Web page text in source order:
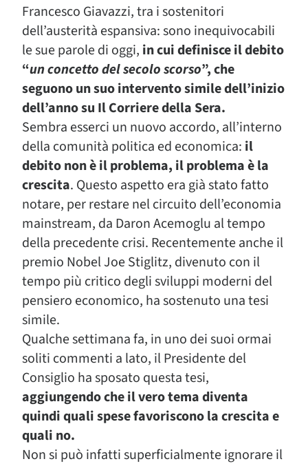
Francesco Giavazzi, tra i sostenitori
dell’austerità espansiva: sono inequivocabili
le sue parole di oggi, in cui definisce il debito
“un concetto del secolo scorso”, che
seguono un suo intervento simile dell’inizio
dell’anno su Il Corriere della Sera.
Sembra esserci un nuovo accordo, all’interno
della comunità politica ed economica: il
debito non è il problema, il problema è la
crescita. Questo aspetto era già stato fatto
notare, per restare nel circuito dell’economia
mainstream, da Daron Acemoglu al tempo
della precedente crisi. Recentemente anche il
premio Nobel Joe Stiglitz, divenuto con il
tempo più critico degli sviluppi moderni del
pensiero economico, ha sostenuto una tesi
simile.
Qualche settimana fa, in uno dei suoi ormai
soliti commenti a lato, il Presidente del
Consiglio ha sposato questa tesi,
aggiungendo che il vero tema diventa
quindi quali spese favoriscono la crescita e
quali no.
Non si può infatti superficialmente ignorare il